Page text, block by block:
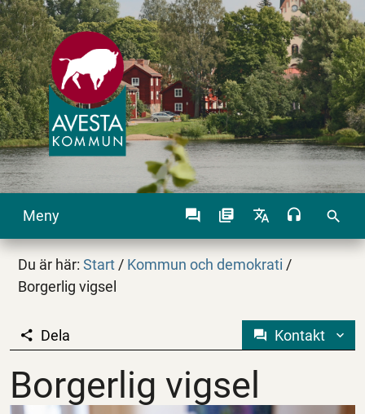
Meny search
Du är här:Start / Kommun och demokrati /
Borgerlig vigsel
Borgerlig vigsel
Dela Kontakt
Borgerlig vigsel